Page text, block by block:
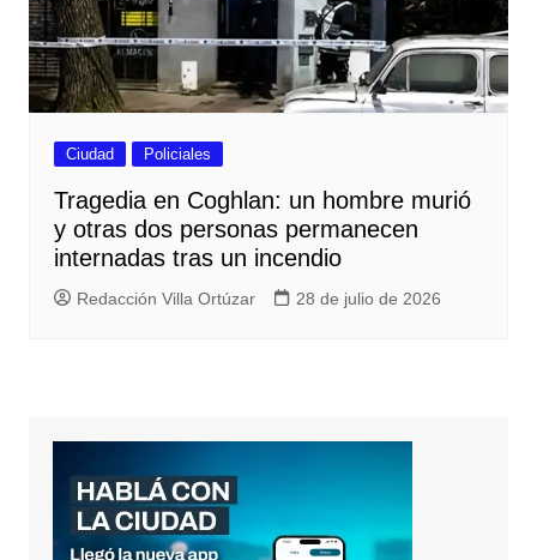
Ciudad Policiales
Tragedia en Coghlan: un hombre murió
y otras dos personas permanecen
internadas tras un incendio
Redacción Villa Ortúzar 28 de julio de 2026